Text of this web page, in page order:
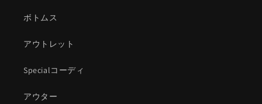
ボトムス
アウトレット
Specialコーディ
アウター